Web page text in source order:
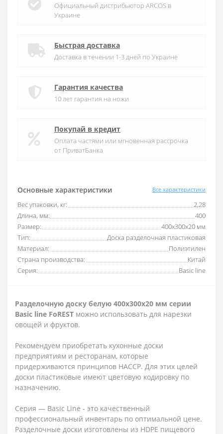
Основные характеристики Все характеристики
Вес упаковки, кг:
2,28
Длина, мм:
400
Размер:
400х300х20 мм
Тип:
Доска разделочная пластиковая
Материал:
Полиэтилен
Страна производства:
Китай
Серия:
Basic line
Официальный дистрибьютор ARCOS в
Украине
Быстрая доставка
Доставка в течении 1-3 дней по Украине
Гарантия качества
10 лет гарантия на ножи
Покупай в кредит
Оплата частями или мгновенная рассрочка
от ПриватБанка
Разделочную доску белую 400х300х20 мм серии
Basic line FoREST можно использовать для нарезки
овощей и фруктов.
Рекомендуем приобретать кухонные доски
предприятиям и ресторанам, которые
придерживаются принципов HACCP. Для этих целей
доски пластиковые имеют цветовую кодировку по
назначению.
Серия — Basic Line - это качественный
профессиональный инвентарь по оптимальной цене.
Разделочные доски изготовлены из HDPE пищевого